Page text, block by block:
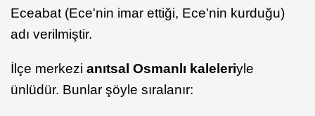
Eceabat (Ece'nin imar ettiği, Ece'nin kurduğu)
adı verilmiştir.
İlçe merkezi anıtsal Osmanlı kaleleriyle
ünlüdür. Bunlar şöyle sıralanır: